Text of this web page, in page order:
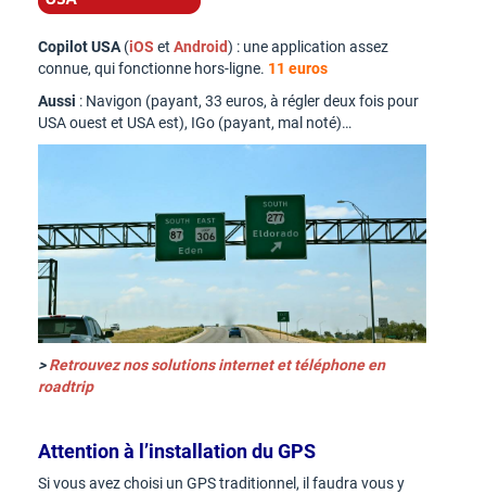
Copilot USA(iOS et Android) : une application assez
connue, qui fonctionne hors-ligne. 11 euros
Aussi : Navigon (payant, 33 euros, à régler deux fois pour
USA ouest et USA est), IGo (payant, mal noté)…
>Retrouvez nos solutions internet et téléphone en
roadtrip
Attention à l’installation du GPS
Si vous avez choisi un GPS traditionnel, il faudra vous y